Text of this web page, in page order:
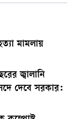
মামলায়
জ্বালানি
দেবে সরকার: